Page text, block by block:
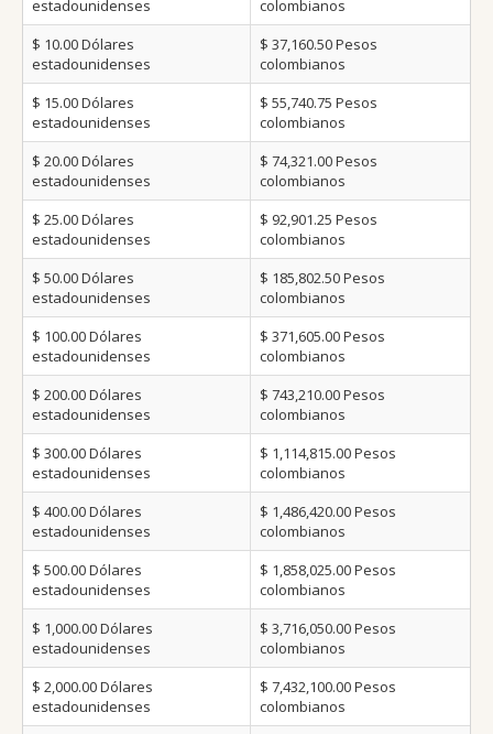
estadounidenses
colombianos
$ 10.00Dólares
estadounidenses
$ 37,160.50Pesos
colombianos
$ 15.00Dólares
estadounidenses
$ 55,740.75 Pesos
colombianos
$ 20.00Dólares
estadounidenses
$ 74,321.00Pesos
colombianos
$ 25.00Dólares
estadounidenses
$ 92,901.25 Pesos
colombianos
$ 50.00Dólares
estadounidenses
$ 185,802.50Pesos
colombianos
$ 100.00Dólares
estadounidenses
$ 371,605.00Pesos
colombianos
$ 200.00Dólares
estadounidenses
$ 743,210.00Pesos
colombianos
$ 300.00Dólares
estadounidenses
$ 1,114,815.00Pesos
colombianos
$ 400.00Dólares
estadounidenses
$ 1,486,420.00Pesos
colombianos
$ 500.00Dólares
estadounidenses
$ 1,858,025.00Pesos
colombianos
$ 1,000.00Dólares
estadounidenses
$ 3,716,050.00Pesos
colombianos
$ 2,000.00Dólares
estadounidenses
$ 7,432,100.00Pesos
colombianos